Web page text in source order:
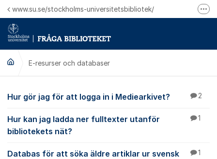
Hoppa till innehåll
www.su.se/stockholms-universitetsbibliotek/
E-resurser och databaser
E-resurser och
Hur gör jag för att logga in i Mediearkivet? 2
Hur kan jag ladda ner fulltexter utanför
bibliotekets nät?
1
Databas för att söka äldre artiklar ur svensk
1